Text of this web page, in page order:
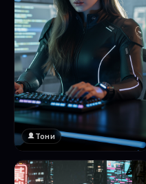
1
Тони